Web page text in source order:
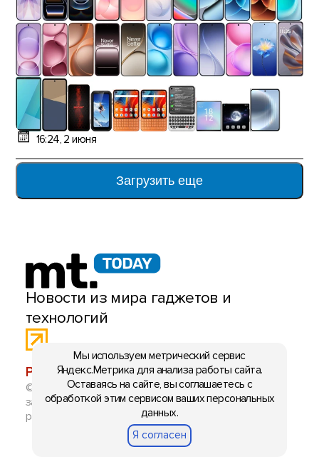
16:24, 2 июня
Загрузить еще
Новости из мира гаджетов и
технологий
РЕКЛАМА:mobiltelefon.ru@gmail.com
© 2006-2026 mt.today \ mobiltelefon.ru. Все права
защищены. Использование материалов с сайта
разрешено при указании ссылки на данный ресурс.
Мы используем метрический сервис
Яндекс.Метрика для анализа работы сайта.
Оставаясь на сайте, вы соглашаетесь с
обработкой этим сервисом ваших персональных
данных.
Я согласен